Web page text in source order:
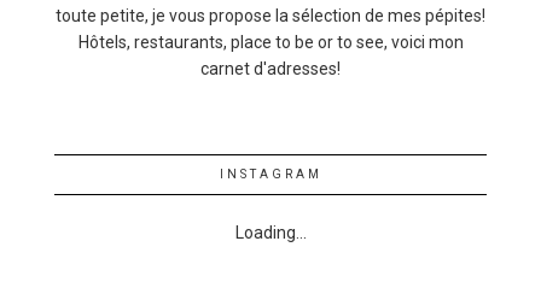
toute petite, je vous propose la sélection de mes pépites!
Hôtels, restaurants, place to be or to see, voici mon
carnet d'adresses!
INSTAGRAM
Loading...